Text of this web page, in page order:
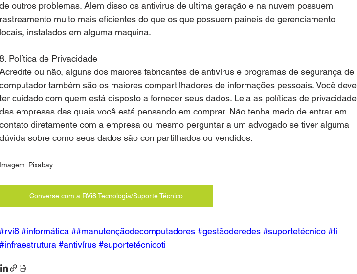
de outros problemas. Alem disso os antivirus de ultima geração e na nuvem possuem
rastreamento muito mais eficientes do que os que possuem paineis de gerenciamento
locais, instalados em alguma maquina.
8. Política de Privacidade
Acredite ou não, alguns dos maiores fabricantes de antivírus e programas de segurança de
computador também são os maiores compartilhadores de informações pessoais. Você deve
ter cuidado com quem está disposto a fornecer seus dados. Leia as políticas de privacidade
das empresas das quais você está pensando em comprar. Não tenha medo de entrar em
contato diretamente com a empresa ou mesmo perguntar a um advogado se tiver alguma
dúvida sobre como seus dados são compartilhados ou vendidos.
Imagem: Pixabay
Converse com a RVi8 Tecnologia/Suporte Técnico
#rvi8 #informática ##manutençãodecomputadores #gestãoderedes #suportetécnico #ti
#infraestrutura #antivírus #suportetécnicoti